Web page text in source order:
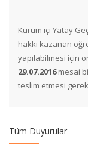
Kurum içi Yatay
hakkı kazanan
yapılabilmesi için
29.07.2016mesai
teslim etmesi
Tüm Duyurular
İnsanları"
Fizik Bölümü